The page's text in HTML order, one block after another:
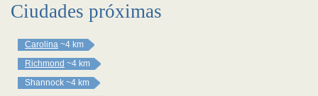
Ciudades próximas
Carolina ~4 km
Richmond ~4 km
Shannock ~4 km